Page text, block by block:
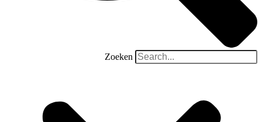
Zoeken